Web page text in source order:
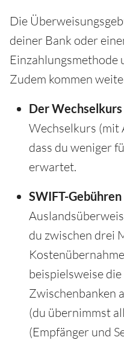
Die
deiner Bank oder
Einzahlungsmethode
Zudem kommen
Der Wechselkurs
Wechselkurs (mit
dass du weniger
erwartet.
SWIFT-Gebühren
du zwischen drei
beispielsweise
Zwischenbanken
(du übernimmst
(Empfänger und